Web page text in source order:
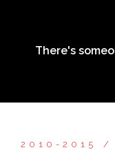
contenuThere's
2010-2015